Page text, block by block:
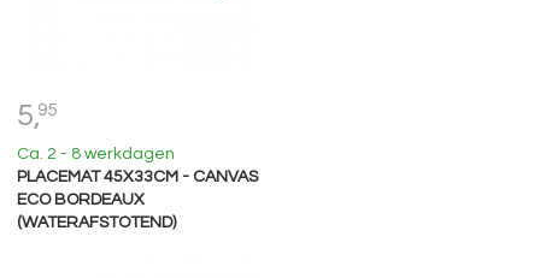
5,95
Ca. 2 - 8 werkdagen
PLACEMAT 45X33CM - CANVAS
ECO BORDEAUX
(WATERAFSTOTEND)